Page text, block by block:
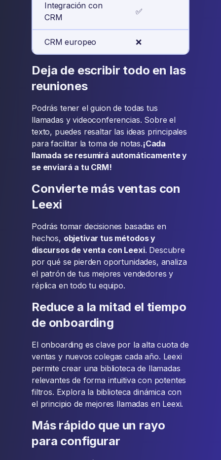
Integración con
CRM
✅
CRM europeo ❌
Deja de escribir todo en las
reuniones
Podrás tener el guion de todas tus
llamadas y videoconferencias. Sobre el
texto, puedes resaltar las ideas principales
para facilitar la toma de notas.¡Cada
llamada se resumirá automáticamente y
se enviará a tu CRM!
Convierte más ventas con
Leexi
Podrás tomar decisiones basadas en
hechos, objetivar tus métodos y
discursos de venta con Leexi. Descubre
por qué se pierden oportunidades, analiza
el patrón de tus mejores vendedores y
réplica en todo tu equipo.
Reduce a la mitad el tiempo
de onboarding
El onboarding es clave por la alta cuota de
ventas y nuevos colegas cada año. Leexi
permite crear una biblioteca de llamadas
relevantes de forma intuitiva con potentes
filtros. Explora la biblioteca dinámica con
el principio de mejores llamadas en Leexi.
Más rápido que un rayo
para configurar